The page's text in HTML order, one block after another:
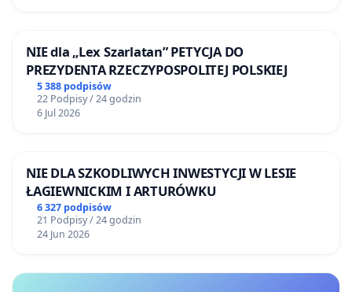
NIE dla „Lex Szarlatan” PETYCJA DO
PREZYDENTA RZECZYPOSPOLITEJ POLSKIEJ
5 388 podpisów
22 Podpisy / 24 godzin
6 Jul 2026
NIE DLA SZKODLIWYCH INWESTYCJI W LESIE
ŁAGIEWNICKIM I ARTURÓWKU
6 327 podpisów
21 Podpisy / 24 godzin
24 Jun 2026